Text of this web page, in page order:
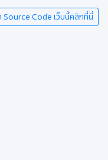
Source Code เว็บนี้คลิกที่นี่